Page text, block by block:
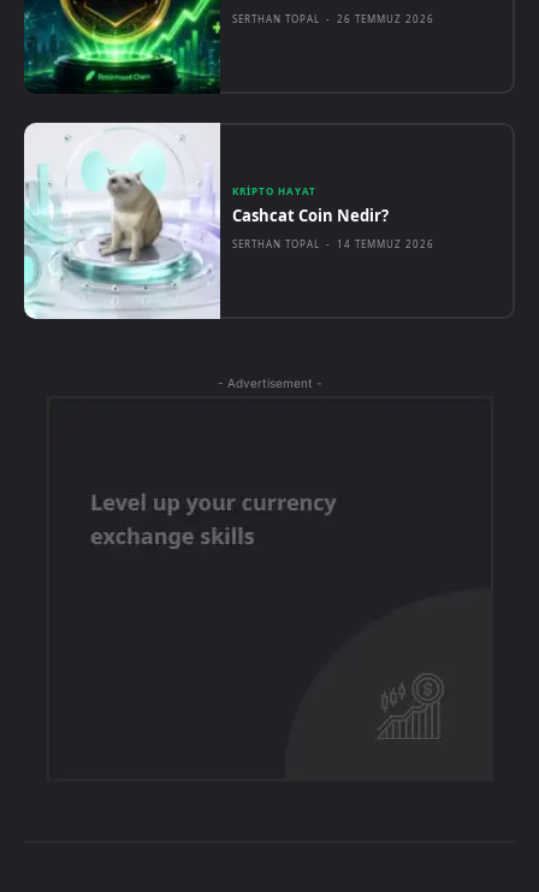
SERTHAN TOPAL - 26 TEMMUZ 2026
KRIPTO HAYAT
Cashcat Coin Nedir?
SERTHAN TOPAL - 14 TEMMUZ 2026
- Advertisement -